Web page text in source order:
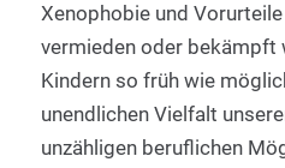
Xenophobie und
vermieden oder bekämpft
Kindern so früh wie
unendlichen Vielfalt
unzähligen beruflichen